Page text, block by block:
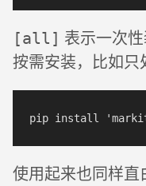
[all] 表示一次
按需安装，比如只
使用起来也同样直